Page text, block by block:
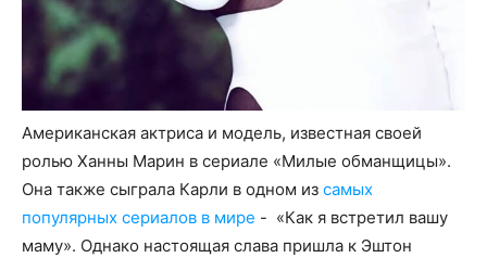
Американская актриса и модель, известная своей
ролью Ханны Марин в сериале «Милые обманщицы».
Она также сыграла Карли в одном из самых
популярных сериалов в мире - «Как я встретил вашу
маму». Однако настоящая слава пришла к Эштон